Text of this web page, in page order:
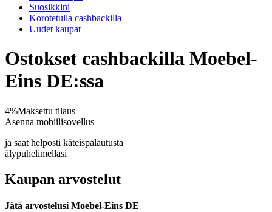
Suosikkini
Korotetulla cashbackilla
Uudet kaupat
Ostokset cashbackilla Moebel-
Eins DE:ssa
4%Maksettu tilaus
Asenna mobiilisovellus
ja saat helposti käteispalautusta
älypuhelimellasi
Kaupan arvostelut
Jätä arvostelusi Moebel-Eins DE